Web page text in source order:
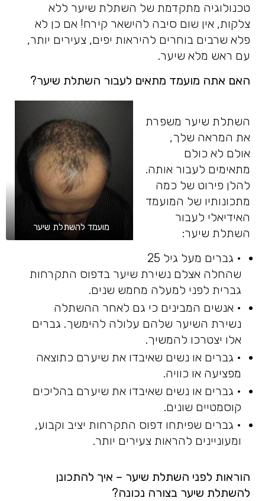
טכנולוגיה מתקדמת של השתלת שיער ללא
צלקות, אין שום סיבה להישאר קירח! אם כן לא
פלא שרבים בוחרים להיראות יפים, צעירים יותר,
עם ראש מלא שיער.
האם אתה מועמד מתאים לעבור השתלת שיער?
מועמד להשתלת שיער
השתלת שיער משפרת
את המראה שלך,
אולם לא כולם
מתאימים לעבור אותה.
להלן פירוט של כמה
מתכונותיו של המועמד
האידיאלי לעבור
השתלת שיער:
• גברים מעל גיל 25
שהחלה אצלם נשירת שיער בדפוס התקרחות
גברית לפני למעלה מחמש שנים.
• אנשים המבינים כי גם לאחר ההשתלה
נשירת השיער שלהם עלולה להימשך. גברים
אלו יצטרכו להמשיך.
• גברים או נשים שאיבדו את שיערם כתוצאה
מפציעה או כוויה.
• גברים או נשים שאיבדו את שיערם בהליכים
קוסמטיים שונים.
• גברים שפיתחו דפוס התקרחות יציב וקבוע,
ומעוניינים להראות צעירים יותר.
הוראות לפני השתלת שיער – איך להתכונן
להשתלת שיער בצורה נכונה?